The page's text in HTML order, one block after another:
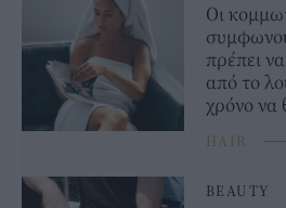
Οι
πρέπει
από το
χρόνο να
HAIR
BEAUTY